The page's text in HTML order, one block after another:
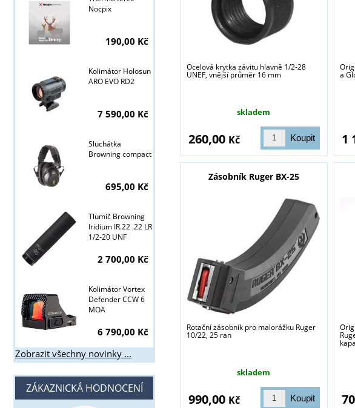
Ocelová krytka závitu hlavně 1/2-28
UNEF, vnější průměr 16 mm
skladem
260,00 Kč
a
1
Zásobník Ruger BX-25
Rotační zásobník pro malorážku Ruger
10/22, 25 ran
skladem
990,00 Kč
Nocpix
190,00 Kč
Kolimátor Holosun
ARO EVO RD2
7 590,00 Kč
Sluchátka
Browning compact
695,00 Kč
Tlumič Browning
Iridium IR.22 .22 LR
1/2-20 UNF
2 700,00 Kč
Kolimátor Vortex
Defender CCW 6
MOA
6 790,00 Kč
Zobrazit všechny novinky ...
ZÁKAZNICKÁ HODNOCENÍ
Tyto stránky jsou určeny pouze